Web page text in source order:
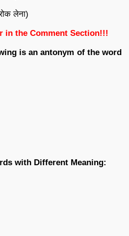
लेना)
in the Comment Section!!!
is an antonym of the word
with Different Meaning: